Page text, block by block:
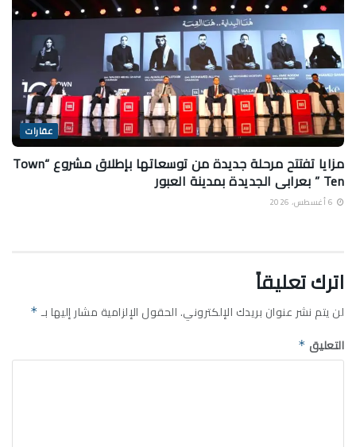
عقارات
مزايا تفتتح مرحلة جديدة من توسعاتها بإطلاق مشروع “Town
Ten ” بعرابى الجديدة بمدينة العبور
اترك تعليقاً
لن يتم نشر عنوان بريدك الإلكتروني.الحقول الإلزامية مشار إليها بـ *
التعليق *